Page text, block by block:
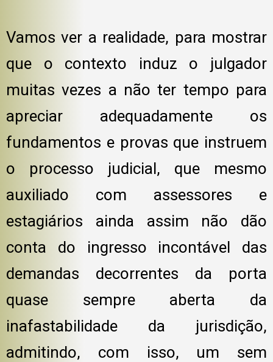
Vamos ver a realidade, para mostrar
que o contexto induz o julgador
muitas vezes a não ter tempo para
apreciar adequadamente os
fundamentos e provas que instruem
o processo judicial, que mesmo
auxiliado com assessores e
estagiários ainda assim não dão
conta do ingresso incontável das
demandas decorrentes da porta
quase sempre aberta da
inafastabilidade da jurisdição,
admitindo, com isso, um sem